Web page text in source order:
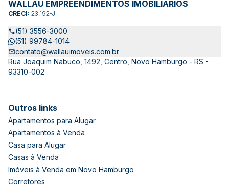
WALLAU EMPREENDIMENTOS IMOBILIÁRIOS
CRECI: 23.192-J
(51) 3556-3000
(51) 99784-1014
contato@wallauimoveis.com.br
Rua Joaquim Nabuco, 1492, Centro, Novo Hamburgo - RS -
93310-002
Outros links
Apartamentos para Alugar
Apartamentos à Venda
Casa para Alugar
Casas à Venda
Imóveis à Venda em Novo Hamburgo
Corretores